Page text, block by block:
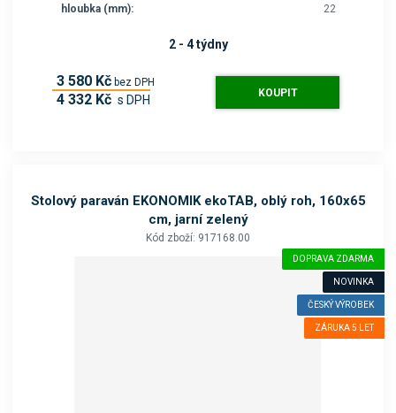
hloubka (mm):
22
2 - 4 týdny
3 580 Kč bez DPH
4 332 Kč s DPH KOUPIT
Stolový paraván EKONOMIK ekoTAB, oblý roh, 160x65
cm, jarní zelený
Kód zboží: 917168.00
DOPRAVA ZDARMA
NOVINKA
ČESKÝ VÝROBEK
ZÁRUKA 5 LET